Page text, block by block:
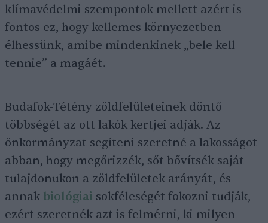
klímavédelmi szempontok mellett azért is
fontos ez, hogy kellemes környezetben
élhessünk, amibe mindenkinek „bele kell
tennie” a magáét.
Budafok-Tétény zöldfelületeinek döntő
többségét az ott lakók kertjei adják. Az
önkormányzat segíteni szeretné a lakosságot
abban, hogy megőrizzék, sőt bővítsék saját
tulajdonukon a zöldfelületek arányát, és
annak biológiai sokféleségét fokozni tudják,
ezért szeretnék azt is felmérni, ki milyen